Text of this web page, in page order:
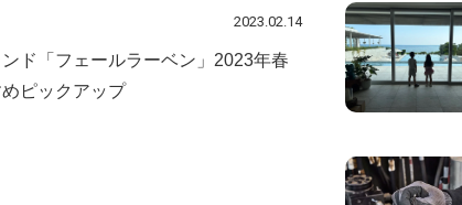
2023.02.14
ド「フェールラーベン」2023年春
ピックアップ